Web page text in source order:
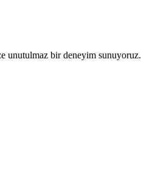
unutulmaz bir deneyim sunuyoruz.